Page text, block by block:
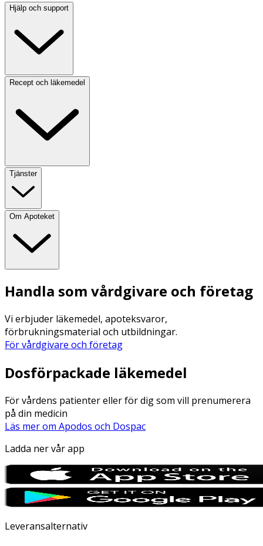
Hjälp och support
Recept och läkemedel
Tjänster
Om Apoteket
Handla som vårdgivare och företag
Vi erbjuder läkemedel, apoteksvaror,
förbrukningsmaterial och utbildningar.
För vårdgivare och företag
Dosförpackade läkemedel
För vårdens patienter eller för dig som vill prenumerera
på din medicin
Läs mer om Apodos och Dospac
Ladda ner vår app
Leveransalternativ